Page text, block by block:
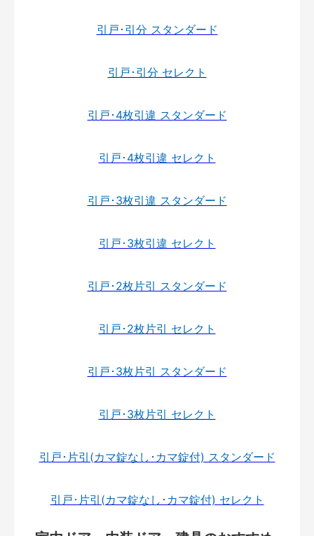
引戸･引分 スタンダード
引戸･引分 セレクト
引戸･4枚引違 スタンダード
引戸･4枚引違 セレクト
引戸･3枚引違 スタンダード
引戸･3枚引違 セレクト
引戸･2枚片引 スタンダード
引戸･2枚片引 セレクト
引戸･3枚片引 スタンダード
引戸･3枚片引 セレクト
引戸･片引(カマ錠なし･カマ錠付) スタンダード
引戸･片引(カマ錠なし･カマ錠付) セレクト